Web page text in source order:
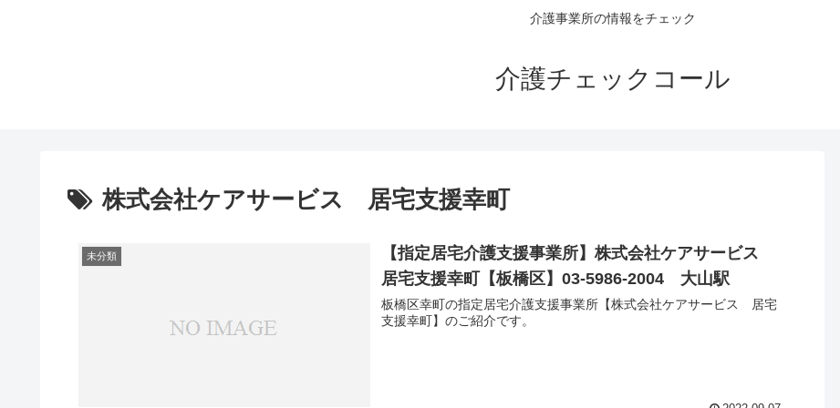
介護事業所の情報をチェック
介護チェックコール
株式会社ケアサービス 居宅支援幸町
未分類
【指定居宅介護支援事業所】株式会社ケアサービス
居宅支援幸町【板橋区】03-5986-2004 大山駅
板橋区幸町の指定居宅介護支援事業所【株式会社ケアサービス 居宅
支援幸町】のご紹介です。